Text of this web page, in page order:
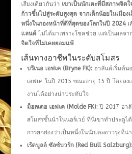
เสียงเดียวกันว่า เขาเป็นนักเตะที่มีสภาพจิต
ก้าวขึ้นไปสู่ระดับสูงสุด จากเด็กน้อยในเมือง
หนึ่งในกองหน้าที่ดีที่สุดของโลกในปี 2024เ
แลนด์ไม่ได้มาเพราะโชคช่วย แต่เป็นผลจา
จิตใจที่ไม่เคยยอมแพ้
เส้นทางอาชีพในระดับสโมสร
บรีเนอ เอฟเค ( Bryne FK):ฮาลันด์เริ่มต้น
เอฟเค ในปี 2015 ขณะอายุ 15 ปี โดยล
งานได้อย่างน่าประทับใจ​
ม็อลเดอ เอฟเค ( Molde FK):ปี 2017 ฮาลั
สโมสรชั้นนำในนอร์เวย์ ที่นี่เขาทำประตูไ
การยกย่องว่าเป็นหนึ่งในนักเตะดาวรุ่งที่น่
เร้ดบูลล์ ซัลซ์บวร์ก ( Red Bull Salzburg):